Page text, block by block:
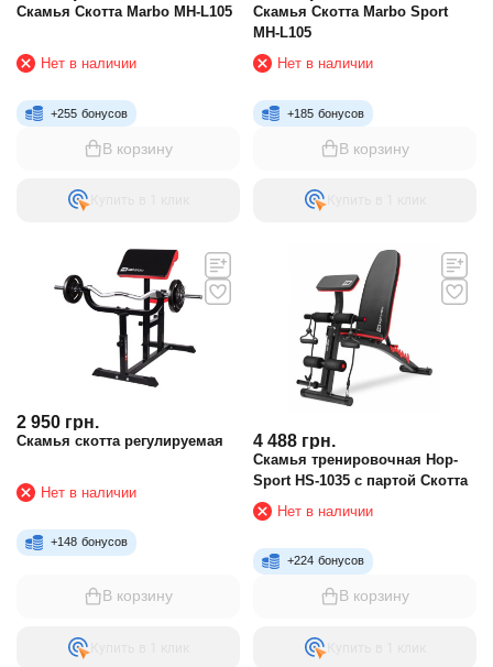
Скамья Скотта Marbo MH-L105
Нет в наличии
+255 бонусов
В корзину
Купить в 1 клик
Скамья Скотта Marbo Sport
MH-L105
Нет в наличии
+185 бонусов
В корзину
Купить в 1 клик
2 950 грн.
Скамья скотта регулируемая
Нет в наличии
+148 бонусов
В корзину
4 488 грн.
Скамья тренировочная Hop-
Sport HS-1035 с партой Скотта
Нет в наличии
+224 бонусов
В корзину